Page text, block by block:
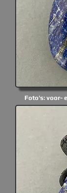
Foto's: voor-